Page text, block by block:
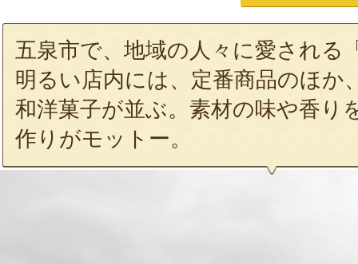
五泉市で、地域の人々に愛される
明るい店内には、定番商品のほか
和洋菓子が並ぶ。素材の味や香り
作りがモットー。